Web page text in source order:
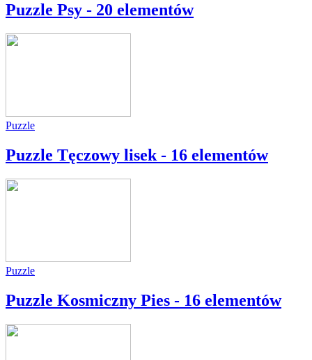
Puzzle Psy - 20 elementów
Puzzle
Puzzle Tęczowy lisek - 16 elementów
Puzzle
Puzzle Kosmiczny Pies - 16 elementów